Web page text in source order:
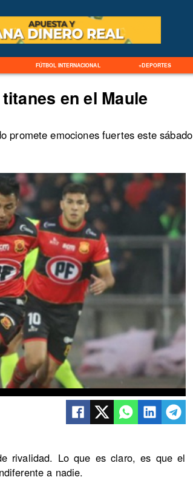
FÚTBOL INTERNACIONAL +DEPORTES
en el Maule
promete emociones fuertes este sábado
rivalidad. Lo que es claro, es que el
a nadie.